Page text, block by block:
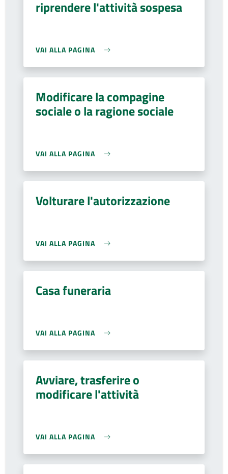
riprendere l'attività sospesa
VAI ALLA PAGINA
Modificare la compagine
sociale o la ragione sociale
VAI ALLA PAGINA
Volturare l'autorizzazione
VAI ALLA PAGINA
Casa funeraria
VAI ALLA PAGINA
Avviare, trasferire o
modificare l'attività
VAI ALLA PAGINA